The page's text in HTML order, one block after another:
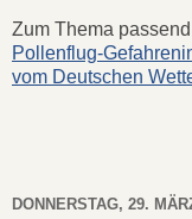
Zum Thema
Pollenflug-
vom Deutschen
DONNERSTAG, 29.